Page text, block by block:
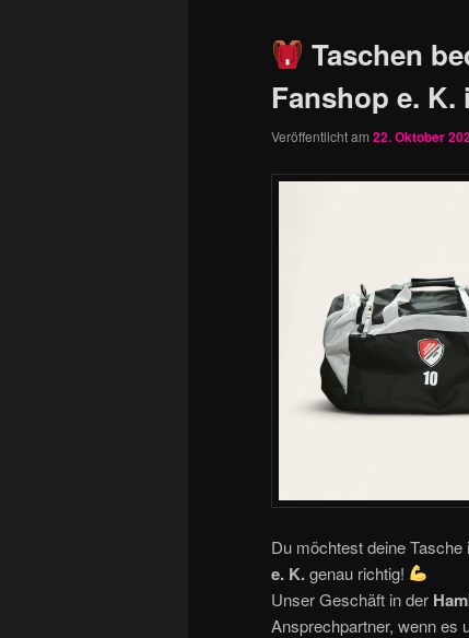
Taschen
Fanshop e.
Veröffentlicht am 22. Oktober
Du möchtest deine
e. K.genau richtig!
Unser Geschäft in der
Ansprechpartner, wenn es